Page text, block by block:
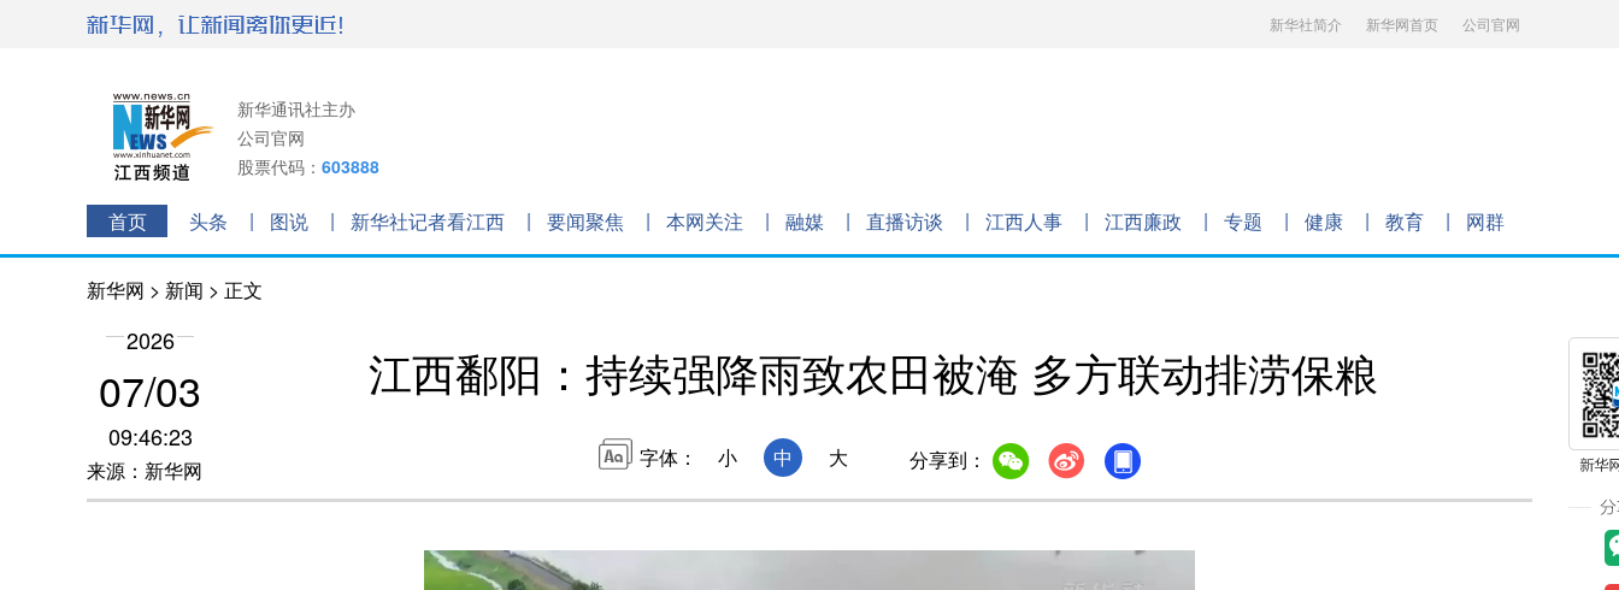
新华社简介 新华网首页 公司官网
新华通讯社主办
公司官网
股票代码： 603888
首页 头条 图说 新华社记者看江西 要闻聚焦 本网关注 融媒 直播访谈 江西人事 江西廉政 专题 健康 教育 网群
新华网 > 新闻 > 正文
2026
07/03
09:46:23
来源：新华网
江西鄱阳：持续强降雨致农田被淹 多方联动排涝保粮
字体： 小 中 大 分享到：